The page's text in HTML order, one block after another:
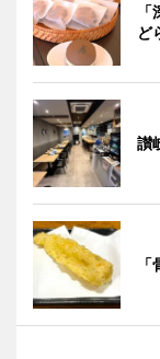
ど
讃